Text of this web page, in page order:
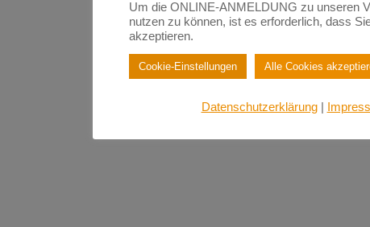
Um die ONLINE-ANMELDUNG zu unseren
nutzen zu können, ist es erforderlich, dass
akzeptieren.
Cookie-Einstellungen Alle Cookies
Datenschutzerklärung|